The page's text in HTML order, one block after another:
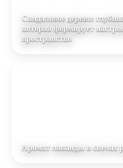
Сандаловое дерево:
которая формирует
пространство
Аромат лаванды в свечах